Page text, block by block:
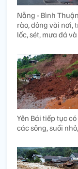
Nẵng - Bình
rào, dông vài nơi,
lốc, sét, mưa đá
Yên Bái tiếp tục
các sông, suối